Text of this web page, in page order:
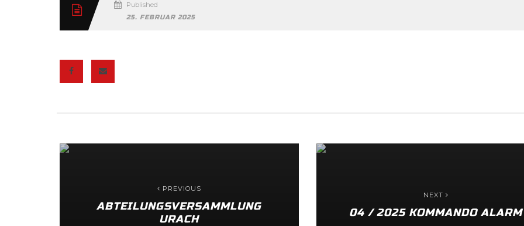
Published
25. FEBRUAR 2025
PREVIOUS
ABTEILUNGSVERSAMMLUNG
URACH
NEXT
04 / 2025 KOMMANDO ALARM